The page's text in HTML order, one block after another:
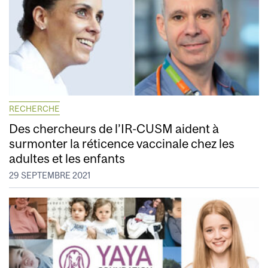
RECHERCHE
Des chercheurs de l’IR-CUSM aident à
surmonter la réticence vaccinale chez les
adultes et les enfants
29 SEPTEMBRE 2021